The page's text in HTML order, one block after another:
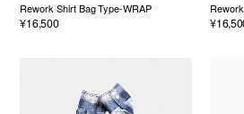
Rework Shirt Bag Type-WRAP
¥16,500